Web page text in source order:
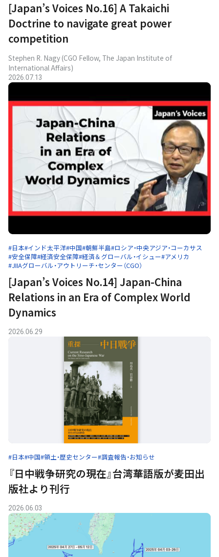
[Japan’s Voices No.16] A Takaichi
Doctrine to navigate great power
competition
Stephen R. Nagy (CGO Fellow, The Japan Institute of
International Affairs)
2026.07.13
#日本#インド太平洋#中国#朝鮮半島#ロシア・中央アジア・コーカサス
#安全保障#経済安全保障#経済＆グローバル・イシュー#アメリカ
#JIIAグローバル・アウトリーチ・センター（CGO）
[Japan’s Voices No.14] Japan-China
Relations in an Era of Complex World
Dynamics
2026.06.29
#日本#中国#領土・歴史センター#調査報告・お知らせ
『日中戦争研究の現在』台湾華語版が麦田出
版社より刊行
2026.06.03